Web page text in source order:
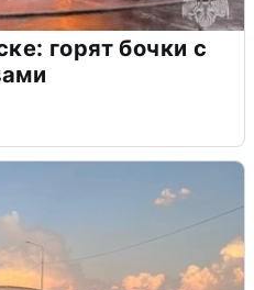
горят бочки с